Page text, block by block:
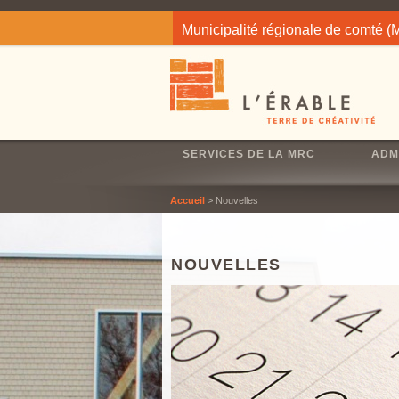
Municipalité régionale de comté
SERVICES DE LA MRC
Accueil> Nouvelles
NOUVELLES